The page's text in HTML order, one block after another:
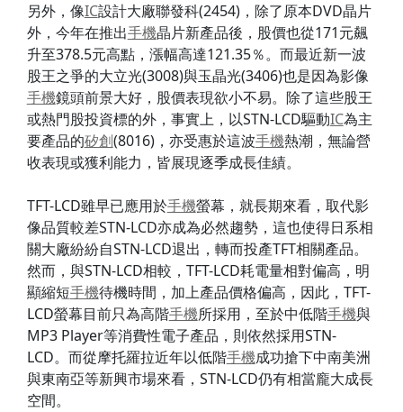
另外，像IC設計大廠聯發科(2454)，除了原本DVD晶片
外，今年在推出手機晶片新產品後，股價也從171元飆
升至378.5元高點，漲幅高達121.35％。而最近新一波
股王之爭的大立光(3008)與玉晶光(3406)也是因為影像
手機鏡頭前景大好，股價表現欲小不易。除了這些股王
或熱門股投資標的外，事實上，以STN-LCD驅動IC為主
要產品的矽創(8016)，亦受惠於這波手機熱潮，無論營
收表現或獲利能力，皆展現逐季成長佳績。
TFT-LCD雖早已應用於手機螢幕，就長期來看，取代影
像品質較差STN-LCD亦成為必然趨勢，這也使得日系相
關大廠紛紛自STN-LCD退出，轉而投產TFT相關產品。
然而，與STN-LCD相較，TFT-LCD耗電量相對偏高，明
顯縮短手機待機時間，加上產品價格偏高，因此，TFT-
LCD螢幕目前只為高階手機所採用，至於中低階手機與
MP3 Player等消費性電子產品，則依然採用STN-
LCD。而從摩托羅拉近年以低階手機成功搶下中南美洲
與東南亞等新興市場來看，STN-LCD仍有相當龐大成長
空間。